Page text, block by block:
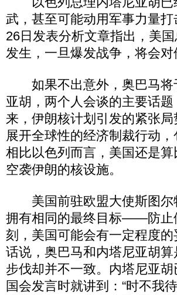
武，甚至可能动用军事力量
26日发表分析文章指出，美
发生，一旦爆发战争，将会
如果不出意外，奥巴马将
亚胡，两个人会谈的主要话
来，伊朗核计划引发的紧张
展开全球性的经济制裁行动
相比以色列而言，美国还是
空袭伊朗的核设施。
美国前驻欧盟大使斯图尔
拥有相同的最终目标――防止
刻，美国可能会有一定程度
话说，奥巴马和内塔尼亚胡
步伐却并不一致。内塔尼亚
国会发言时就讲到：“时不我